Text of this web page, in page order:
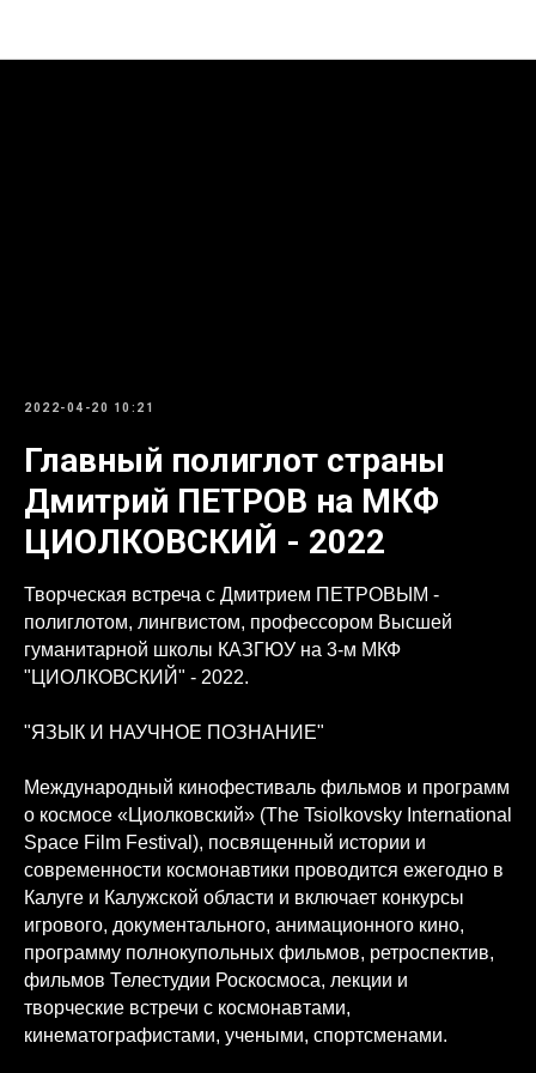
2022-04-20 10:21
Главный полиглот страны
Дмитрий ПЕТРОВ на МКФ
ЦИОЛКОВСКИЙ - 2022
Творческая встреча с Дмитрием ПЕТРОВЫМ -
полиглотом, лингвистом, профессором Высшей
гуманитарной школы КАЗГЮУ на 3-м МКФ
"ЦИОЛКОВСКИЙ" - 2022.
"ЯЗЫК И НАУЧНОЕ ПОЗНАНИЕ"
Международный кинофестиваль фильмов и программ
о космосе «Циолковский» (The Tsiolkovsky International
Space Film Festival), посвященный истории и
современности космонавтики проводится ежегодно в
Калуге и Калужской области и включает конкурсы
игрового, документального, анимационного кино,
программу полнокупольных фильмов, ретроспектив,
фильмов Телестудии Роскосмоса, лекции и
творческие встречи с космонавтами,
кинематографистами, учеными, спортсменами.